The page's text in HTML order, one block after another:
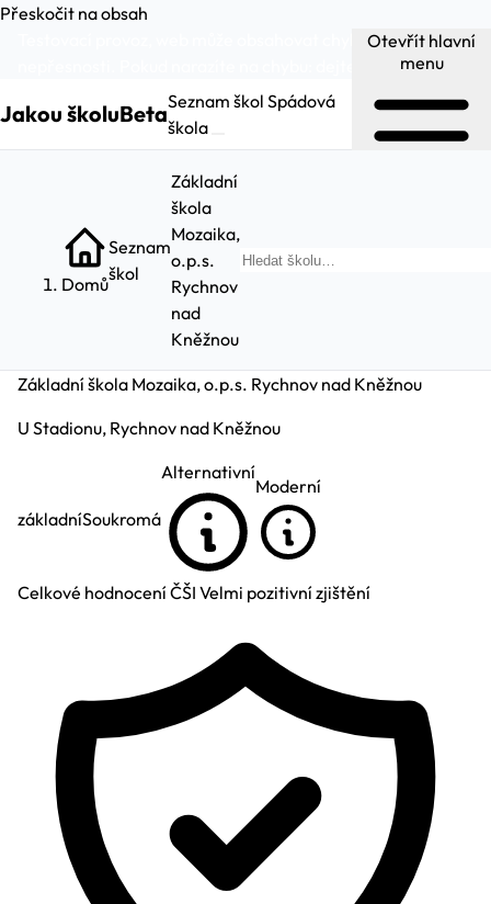
Přeskočit na obsah
Testovací provoz, web může obsahovat chyby a
dejte nám vědět.
Jakou školuBetaSeznam škol Spádová
škola
Otevřít hlavní
menu
Domů
Seznam
škol
Základní
škola
Mozaika,
o.p.s.
Rychnov
nad
Kněžnou
Základní škola Mozaika, o.p.s. Rychnov nad Kněžnou
U Stadionu, Rychnov nad Kněžnou
základníSoukromá
Alternativní
Moderní
Celkové hodnocení ČŠI Velmi pozitivní zjištění